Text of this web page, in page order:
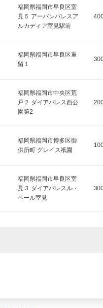
福岡県福岡市早良区室
見５ アーバンパレスア
ルカディア室見駅前
福岡県福岡市早良区重
留１
福岡県福岡市中央区荒
戸２ ダイアパレス西公
園第2
福岡県福岡市博多区御
供所町 グレイス祇園
福岡県福岡市早良区室
見３ ダイアパレスル・
ベール室見